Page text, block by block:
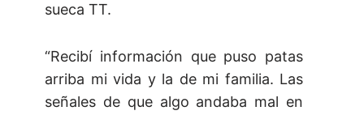
sueca TT.
“Recibí información que puso patas
arriba mi vida y la de mi familia. Las
señales de que algo andaba mal en